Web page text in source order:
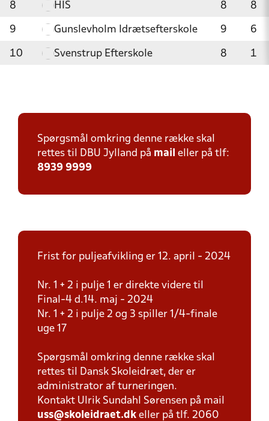
8 HIS 8 8
9 Gunslevholm Idrætsefterskole 9 6
10 Svenstrup Efterskole 8 1
Spørgsmål omkring denne række skal
rettes til DBU Jylland på mail eller på tlf:
8939 9999
Frist for puljeafvikling er 12. april - 2024
Nr. 1 + 2 i pulje 1 er direkte videre til
Final-4 d.14. maj - 2024
Nr. 1 + 2 i pulje 2 og 3 spiller 1/4-finale
uge 17
Spørgsmål omkring denne række skal
rettes til Dansk Skoleidræt, der er
administrator af turneringen.
Kontakt Ulrik Sundahl Sørensen på mail
uss@skoleidraet.dk eller på tlf. 2060